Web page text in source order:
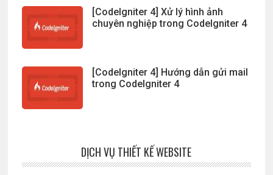
[CodeIgniter 4] Xử lý hình ảnh
chuyên nghiệp trong CodeIgniter 4
[CodeIgniter 4] Hướng dẫn gửi mail
trong CodeIgniter 4
DỊCH VỤ THIẾT KẾ WEBSITE